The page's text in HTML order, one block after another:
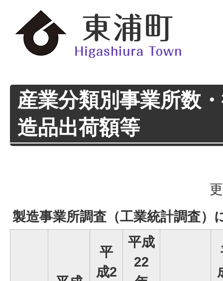
産業分類別事業所数
造品出荷額等
製造事業所調査（工業統計調査）
平
成2
平成
22